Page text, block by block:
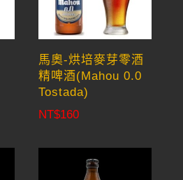
馬奧-烘培麥芽零酒
精啤酒(Mahou 0.0
Tostada)
NT$160